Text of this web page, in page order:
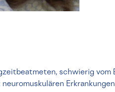
schwierig vom